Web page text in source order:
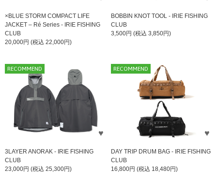
×BLUE STORM COMPACT LIFE
JACKET – Ré Series - IRIE FISHING
CLUB
20,000円 (税込 22,000円)
BOBBIN KNOT TOOL - IRIE FISHING
CLUB
3,500円 (税込 3,850円)
RECOMMEND
3LAYER ANORAK - IRIE FISHING
CLUB
23,000円 (税込 25,300円)
RECOMMEND
DAY TRIP DRUM BAG - IRIE FISHING
CLUB
16,800円 (税込 18,480円)